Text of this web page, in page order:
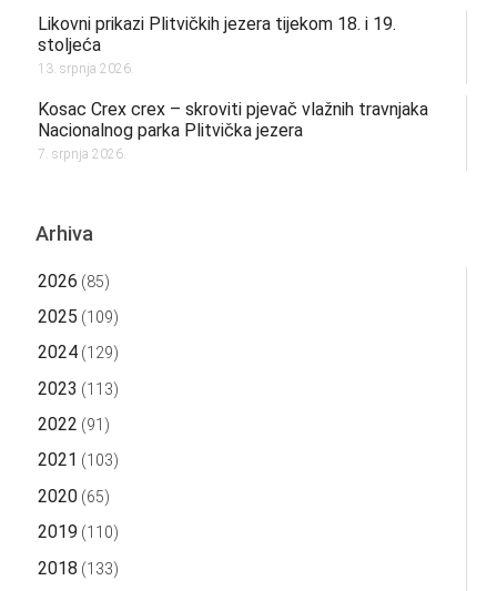
Likovni prikazi Plitvičkih jezera tijekom 18. i 19.
stoljeća
13. srpnja 2026.
Kosac Crex crex – skroviti pjevač vlažnih travnjaka
Nacionalnog parka Plitvička jezera
7. srpnja 2026.
Arhiva
2026 (85)
2025 (109)
2024(129)
2023 (113)
2022 (91)
2021 (103)
2020(65)
2019 (110)
2018 (133)